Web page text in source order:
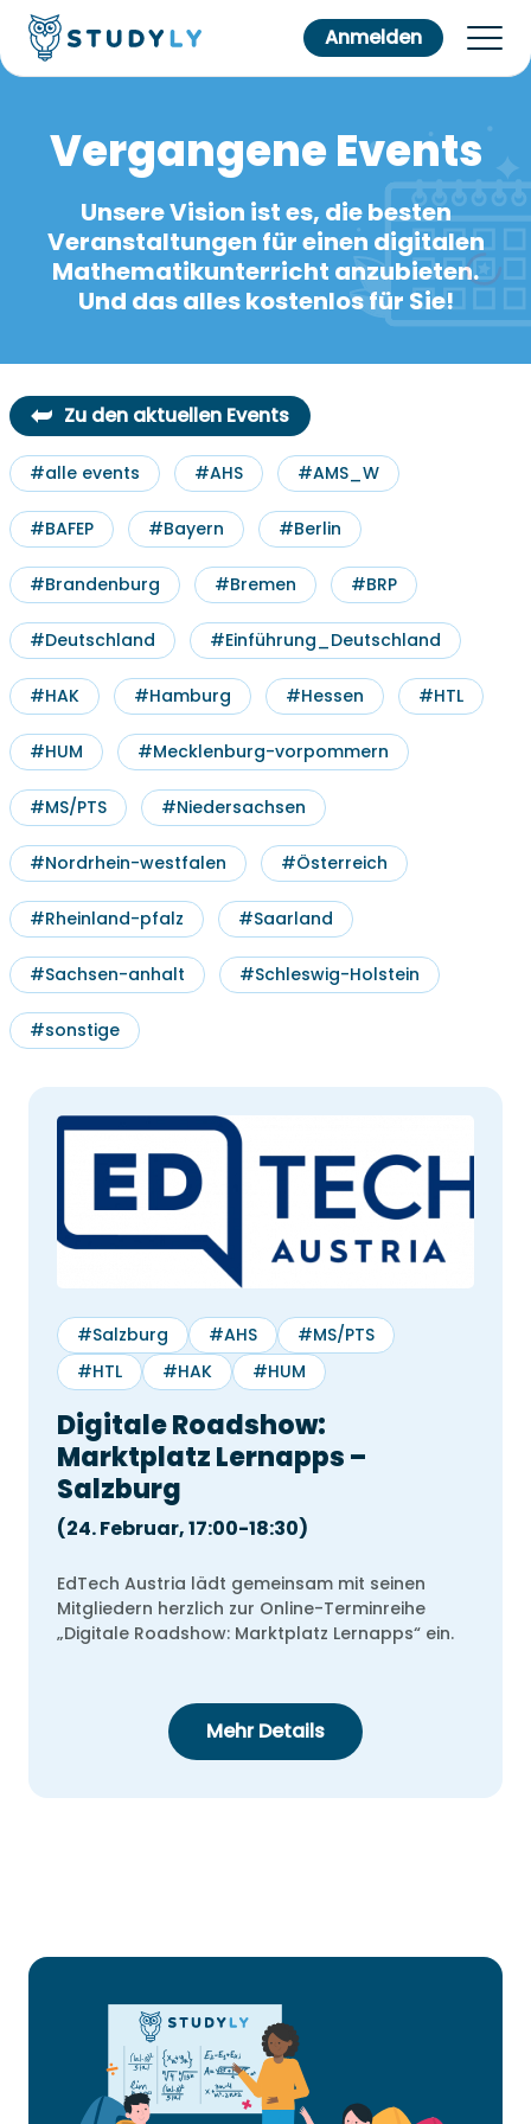
Anmelden
Vergangene Events
Unsere Vision ist es, die besten
Veranstaltungen für einen digitalen
Mathematikunterricht anzubieten.
Und das alles kostenlos für Sie!
Zu den aktuellen Events
#alle events #AHS #AMS_W
#BAFEP #Bayern #Berlin
#Brandenburg #Bremen #BRP
#Deutschland #Einführung_Deutschland
#HAK #Hamburg #Hessen #HTL
#HUM #Mecklenburg-vorpommern
#MS/PTS #Niedersachsen
#Nordrhein-westfalen #Österreich
#Rheinland-pfalz #Saarland
#Sachsen-anhalt #Schleswig-Holstein
#sonstige
#Salzburg #AHS
#MS/PTS
#HTL
#HAK #HUM
Digitale Roadshow:
Marktplatz Lernapps –
Salzburg
(24. Februar, 17:00-18:30)
EdTech Austria lädt gemeinsam mit seinen
Mitgliedern herzlich zur Online-Terminreihe
„Digitale Roadshow: Marktplatz Lernapps“ ein.
Mehr Details
Einführungsgespräch für
30 min
Wir schulen Sie in Studyly ein. Einfach
auswählen, wann Sie gut Zeit hätten & wir
zeigen Ihnen alle Funktionalitäten.
Datum & Uhrzeit wählen
August 2026
Mo Fr
10
11 12 13 14 15
16
17
18 19 20 21 22
23